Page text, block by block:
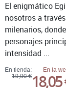
En tienda:
19,00 €
En la
18,05
El enigmático
nosotros a
milenarios,
personajes
intensidad ...